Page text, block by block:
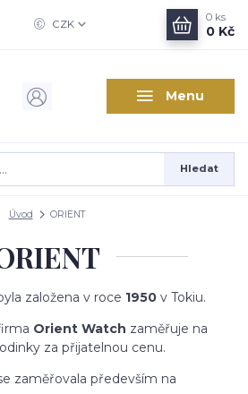
Menu
CZK
Hledat
0 ks
0 Kč
Úvod ORIENT
založena v roce 1950 v Tokiu.
Orient Watch zaměřuje na
za přijatelnou cenu.
zaměřovala především na